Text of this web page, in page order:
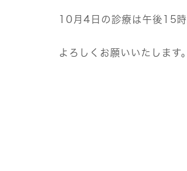
10月4日の診療は午後15時
よろしくお願いいたします。